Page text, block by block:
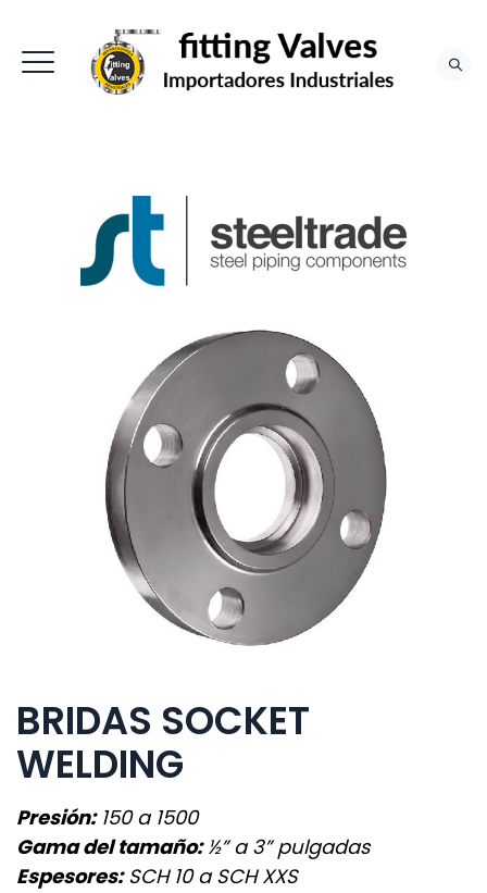
BRIDAS SOCKET
WELDING
Presión:150 a 1500
Gama del tamaño:½” a 3” pulgadas
Espesores:SCH 10 a SCH XXS